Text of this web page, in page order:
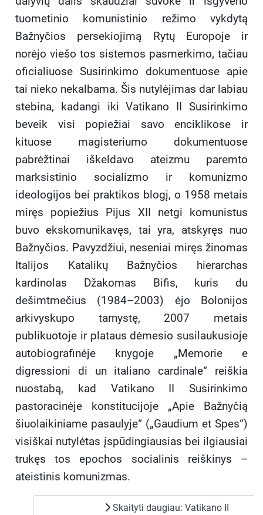
tuometinio komunistinio režimo vykdytą
Bažnyčios persekiojimą Rytų Europoje ir
norėjo viešo tos sistemos pasmerkimo, tačiau
oficialiuose Susirinkimo dokumentuose apie
tai nieko nekalbama. Šis nutylėjimas dar labiau
stebina, kadangi iki Vatikano II Susirinkimo
beveik visi popiežiai savo enciklikose ir
kituose magisteriumo dokumentuose
pabrėžtinai iškeldavo ateizmu paremto
marksistinio socializmo ir komunizmo
ideologijos bei praktikos blogį, o 1958 metais
miręs popiežius Pijus XII netgi komunistus
buvo ekskomunikavęs, tai yra, atskyręs nuo
Bažnyčios. Pavyzdžiui, neseniai miręs žinomas
Italijos Katalikų Bažnyčios hierarchas
kardinolas Džakomas Bifis, kuris du
dešimtmečius (1984–2003) ėjo Bolonijos
arkivyskupo tarnystę, 2007 metais
publikuotoje ir plataus dėmesio susilaukusioje
autobiografinėje knygoje „Memorie e
digressioni di un italiano cardinale“ reiškia
nuostabą, kad Vatikano II Susirinkimo
pastoracinėje konstitucijoje „Apie Bažnyčią
šiuolaikiniame pasaulyje“ („Gaudium et Spes“)
visiškai nutylėtas įspūdingiausias bei ilgiausiai
trukęs tos epochos socialinis reiškinys –
ateistinis komunizmas.
Skaityti daugiau: Vatikano II